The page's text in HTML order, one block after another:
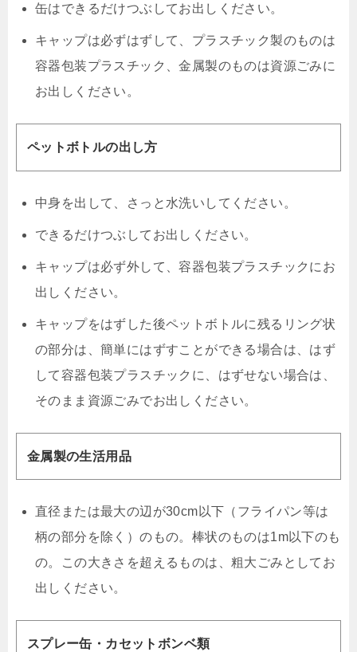
缶はできるだけつぶしてお出しください。
キャップは必ずはずして、プラスチック製のものは
容器包装プラスチック、金属製のものは資源ごみに
お出しください。
ペットボトルの出し方
中身を出して、さっと水洗いしてください。
できるだけつぶしてお出しください。
キャップは必ず外して、容器包装プラスチックにお
出しください。
キャップをはずした後ペットボトルに残るリング状
の部分は、簡単にはずすことができる場合は、はず
して容器包装プラスチックに、はずせない場合は、
そのまま資源ごみでお出しください。
金属製の生活用品
直径または最大の辺が30cm以下（フライパン等は
柄の部分を除く）のもの。棒状のものは1m以下のも
の。この大きさを超えるものは、粗大ごみとしてお
出しください。
スプレー缶・カセットボンベ類